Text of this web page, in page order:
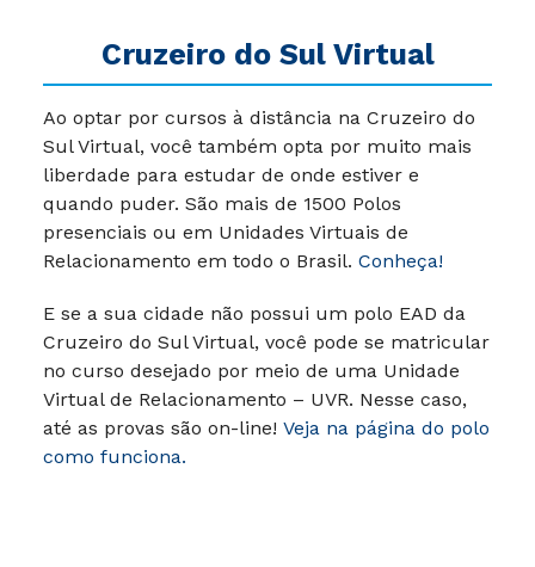
Cruzeiro do Sul Virtual
Ao optar por cursos à distância na Cruzeiro do
Sul Virtual, você também opta por muito mais
liberdade para estudar de onde estiver e
quando puder. São mais de 1500 Polos
presenciais ou em Unidades Virtuais de
Relacionamento em todo o Brasil. Conheça!
E se a sua cidade não possui um polo EAD da
Cruzeiro do Sul Virtual, você pode se matricular
no curso desejado por meio de uma Unidade
Virtual de Relacionamento – UVR. Nesse caso,
até as provas são on-line! Veja na página do polo
como funciona.